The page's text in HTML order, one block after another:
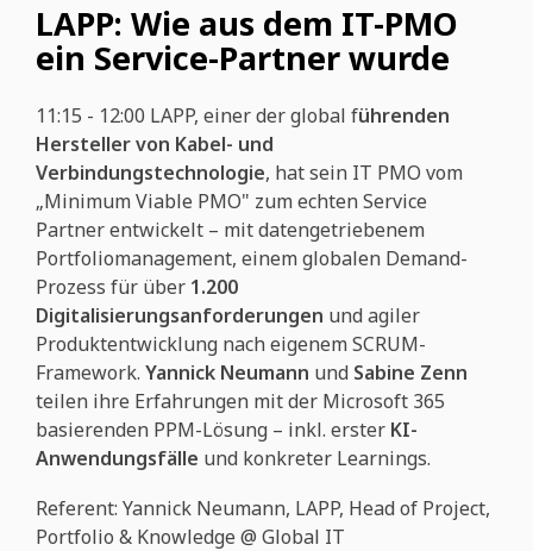
LAPP: Wie aus dem IT-PMO
ein Service-Partner wurde
11:15 - 12:00 LAPP, einer der global führenden
Hersteller von Kabel- und
Verbindungstechnologie, hat sein IT PMO vom
„Minimum Viable PMO" zum echten Service
Partner entwickelt – mit datengetriebenem
Portfoliomanagement, einem globalen Demand-
Prozess für über 1.200
Digitalisierungsanforderungen und agiler
Produktentwicklung nach eigenem SCRUM-
Framework. Yannick Neumann und Sabine Zenn
teilen ihre Erfahrungen mit der Microsoft 365
basierenden PPM-Lösung – inkl. erster KI-
Anwendungsfälle und konkreter Learnings.
Referent: Yannick Neumann, LAPP, Head of Project,
Portfolio & Knowledge @ Global IT